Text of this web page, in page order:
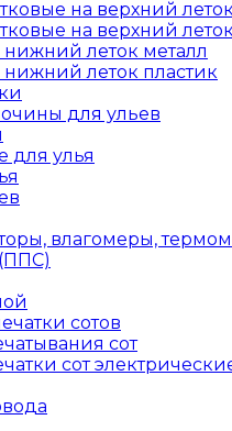
на верхний
на верхний
нижний леток металл
нижний леток пластик
для ульев
для улья
влагомеры,
сотов
сот
сот